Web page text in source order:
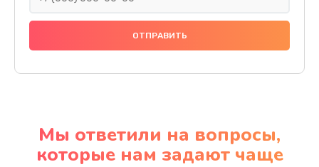
Замена праймера
1000 руб.
Заказать
Мы ответили на вопросы,
которые нам задают чаще